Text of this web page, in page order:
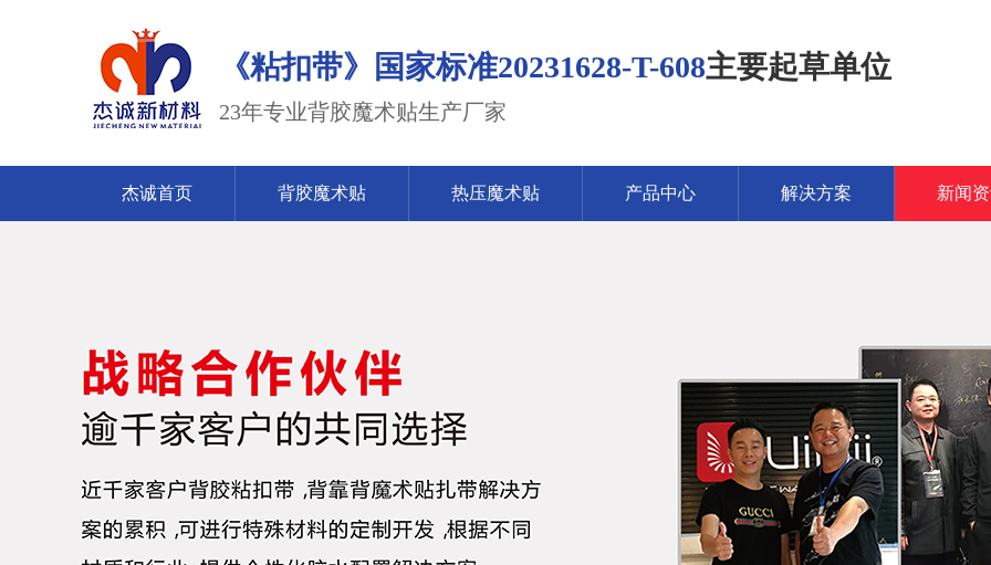
《粘扣带》国家标准20231628-T-608主要起草单位
23年专业背胶魔术贴生产厂家
杰诚首页 背胶魔术贴 热压魔术贴 产品中心 解决方案 新闻